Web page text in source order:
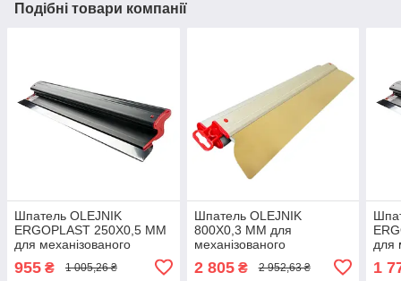
Подібні товари компанії
Шпатель OLEJNIK
ERGOPLAST 250Х0,5 ММ
для механізованого
(пластмасовий)
955 ₴ 1 005,26 ₴
Шпатель OLEJNIK
800Х0,3 ММ для
механізованого
2 805₴ 2 952,63 ₴
для
1